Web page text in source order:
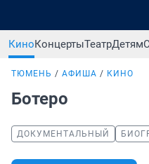
КиноКонцертыТеатрДетям
ТЮМЕНЬ АФИША КИНО
Ботеро
ДОКУМЕНТАЛЬНЫЙ